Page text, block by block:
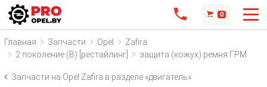
0
Главная Запчасти Opel
Zafira
2 поколение (B) [рестайлинг]
защита (кожух) ремня ГРМ
Запчасти на Opel Zafira в разделе «двигатель»